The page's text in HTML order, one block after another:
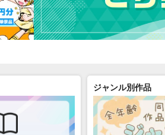
ジャンル別作品